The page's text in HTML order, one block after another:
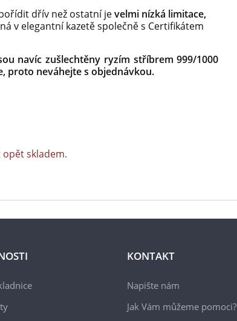
dřív než ostatní jevelmi nízká limitace,
v elegantní kazetě společně s Certifikátem
navíc zušlechtěny ryzím stříbrem 999/1000
proto neváhejte s objednávkou.
skladem.
KONTAKT
Napište nám
Jak Vám můžeme pomoci?